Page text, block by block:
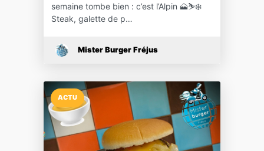
semaine tombe bien : c’est l’Alpin 🗻⛷❄️
Steak, galette de p…
Mister Burger Fréjus
ACTU